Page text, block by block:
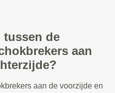
tussen de
aan
aan de voorzijde en